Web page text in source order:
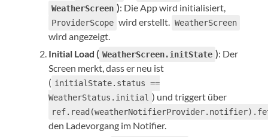
WeatherScreen ): Die App wird initialisiert,
ProviderScope wird erstellt. WeatherScreen
wird angezeigt.
Initial Load ( WeatherScreen.initState ): Der
Screen merkt, dass er neu ist
( initialState.status ==
WeatherStatus.initial ) und triggert über
den Ladevorgang im Notifier.